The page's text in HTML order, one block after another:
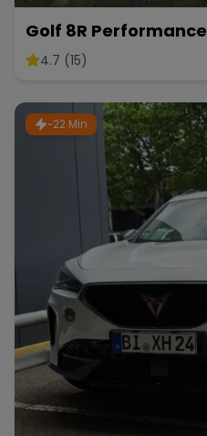
Golf 8R Performance
4.7 (15)
~22 Min